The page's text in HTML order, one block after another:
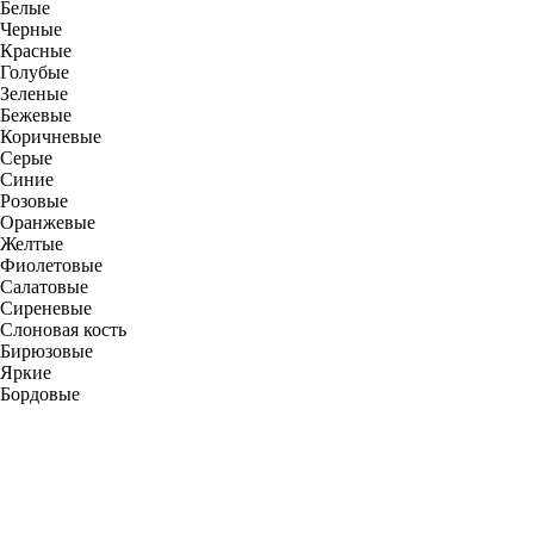
Белые
Черные
Красные
Голубые
Зеленые
Бежевые
Коричневые
Серые
Синие
Розовые
Оранжевые
Желтые
Фиолетовые
Салатовые
Сиреневые
Слоновая кость
Бирюзовые
Яркие
Бордовые